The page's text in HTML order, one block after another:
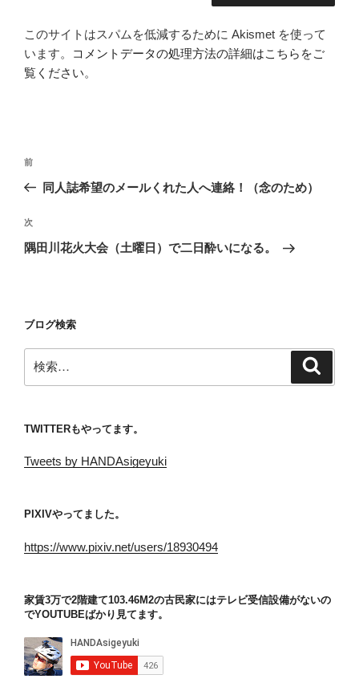
このサイトはスパムを低減するために Akismet を使って
います。
コメントデータの処理方法の詳細はこちらをご
覧ください。
投
ビ
ゲ
ン
前
の
稿
前
同人誌希望のメールくれた人へ連絡！（念のため）
次
の
次
隅田川花火大会（土曜日）で二日酔いになる。
ブログ検索
索:
TWITTERもやってます。
Tweets by HANDAsigeyuki
PIXIVやってました。
https://www.pixiv.net/users/18930494
家賃3万で2階建て103.46M2の古民家にはテレビ受信設備がないの
でYOUTUBEばかり見てます。